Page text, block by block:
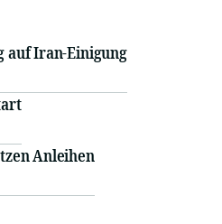
auf Iran-Einigung
Anleihen